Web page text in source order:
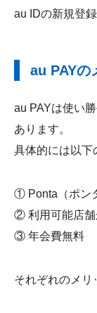
au IDの新規登
au PAYの
au PAYは使い
あります。
具体的には以下
① Ponta（ポン
② 利用可能店舗
③ 年会費無料
それぞれのメリ